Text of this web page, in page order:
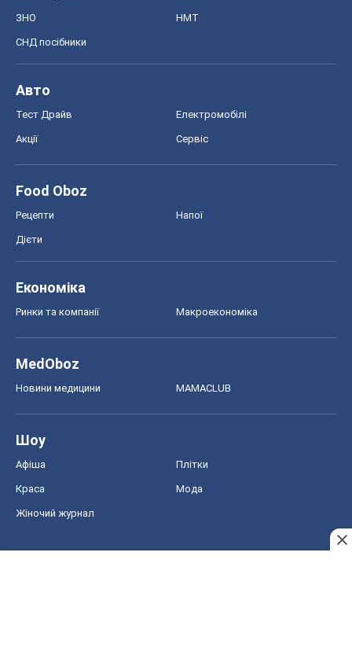
ЗНО НМТ
СНД посібники
Авто
Тест Драйв Електромобілі
Акції Сервіс
Food Oboz
Рецепти Напої
Дієти
Економіка
Ринки та компанії Макроекономіка
MedOboz
Новини медицини MAMACLUB
Шоу
Афіша Плітки
Краса Мода
Жіночий журнал